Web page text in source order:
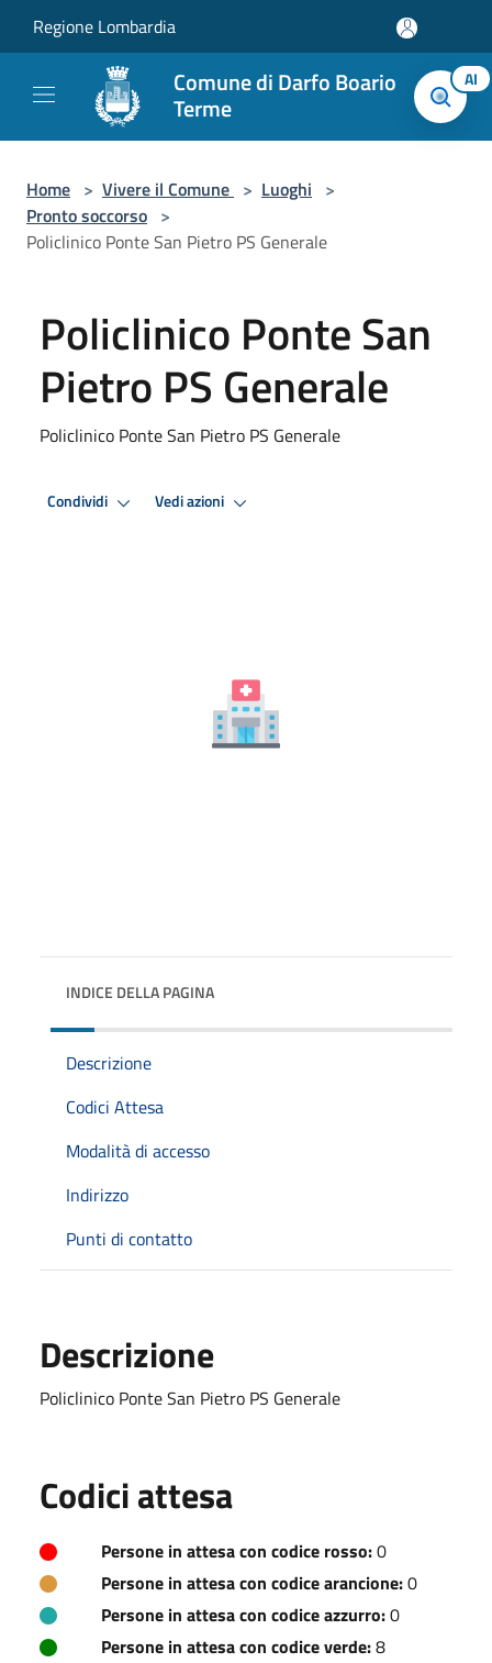
Regione Lombardia
Comune di Darfo Boario
Terme
AI
Home > Vivere il Comune > Luoghi >
Pronto soccorso >
Policlinico Ponte San Pietro PS Generale
Policlinico Ponte San
Pietro PS Generale
Policlinico Ponte San Pietro PS Generale
Condividi Vedi azioni
INDICE DELLA PAGINA
Descrizione
Codici Attesa
Modalità di accesso
Indirizzo
Punti di contatto
Descrizione
Policlinico Ponte San Pietro PS Generale
Codici attesa
Persone in attesa con codice rosso:0
Persone in attesa con codice arancione:0
Persone in attesa con codice azzurro:0
Persone in attesa con codice verde:8